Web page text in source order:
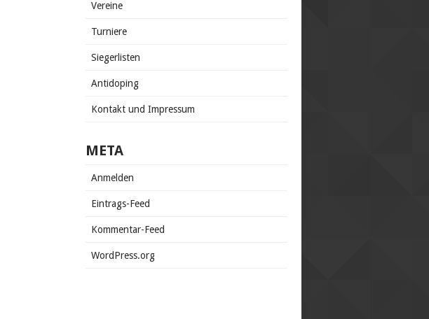
Vereine
Turniere
Siegerlisten
Antidoping
Kontakt und Impressum
META
Anmelden
Eintrags-Feed
Kommentar-Feed
WordPress.org